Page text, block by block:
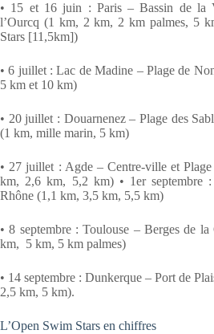
• 15 et 16 juin : Paris – Bassin de la
l’Ourcq (1 km, 2 km, 2 km palmes, 5
Stars [11,5km])
• 6 juillet : Lac de Madine – Plage de
5 km et 10 km)
• 20 juillet : Douarnenez – Plage des
(1 km, mille marin, 5 km)
• 27 juillet : Agde – Centre-ville et
km, 2,6 km, 5,2 km) • 1er septembre
Rhône (1,1 km, 3,5 km, 5,5 km)
• 8 septembre : Toulouse – Berges de
km, 5 km, 5 km palmes)
• 14 septembre : Dunkerque – Port de
2,5 km, 5 km).
L’Open Swim Stars en chiffres